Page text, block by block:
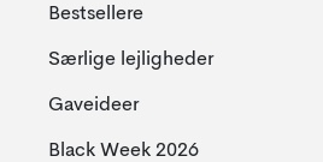
Bestsellere
Særlige lejligheder
Gaveideer
Black Week 2026